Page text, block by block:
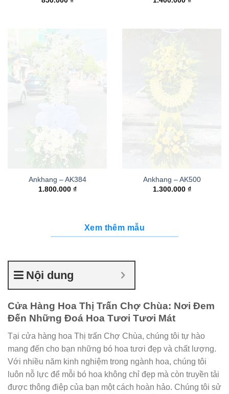
Ankhang – AK384
1.800.000 ₫
Ankhang – AK500
1.300.000 ₫
Xem thêm mẫu
Nội dung
Cửa Hàng Hoa Thị Trấn Chợ Chùa: Nơi Đem
Đến Những Đoá Hoa Tươi Tươi Mát
Tại cửa hàng hoa Thị trấn Chợ Chùa, chúng tôi tự hào
mang đến cho bạn những bó hoa tươi đẹp và chất lượng.
Với nhiều năm kinh nghiệm trong ngành hoa, chúng tôi
luôn nỗ lực để mỗi bó hoa không chỉ đẹp mà còn truyền tải
được thông điệp của bạn một cách hoàn hảo. Chúng tôi sử